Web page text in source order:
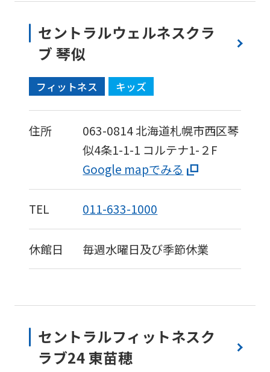
セントラルウェルネスクラ
ブ 琴似
フィットネス キッズ
住所 063-0814北海道札幌市西区琴
似4条1-1-1 コルテナ1-２F
Google mapでみる
TEL 011-633-1000
休館日 毎週水曜日及び季節休業
セントラルフィットネスク
ラブ24 東苗穂